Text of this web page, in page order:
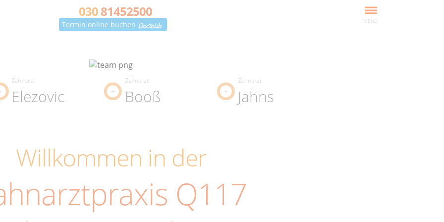
03081452500
MENÜ
Termin online buchen
Zahnarzt
Elezovic
Zahnarzt
Booß
Zahnarzt
Jahns
Willkommen in der
Q117